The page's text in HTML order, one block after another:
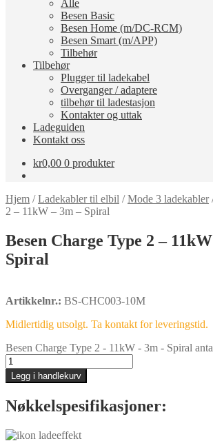
Alle
Besen Basic
Besen Home (m/DC-RCM)
Besen Smart (m/APP)
Tilbehør
Tilbehør
Plugger til ladekabel
Overganger / adaptere
tilbehør til ladestasjon
Kontakter og uttak
Ladeguiden
Kontakt oss
kr0,00 0 produkter
Hjem /Ladekabler til elbil /Mode 3 ladekabler
2 – 11kW – 3m – Spiral
Besen Charge Type 2 –
Spiral
Artikkelnr.: BS-CHC003-10M
Midlertidig utsolgt. Ta kontakt for leveringstid.
Besen Charge Type 2 - 11kW - 3m - Spiral
Legg i handlekurv
Nøkkelspesifikasjoner: